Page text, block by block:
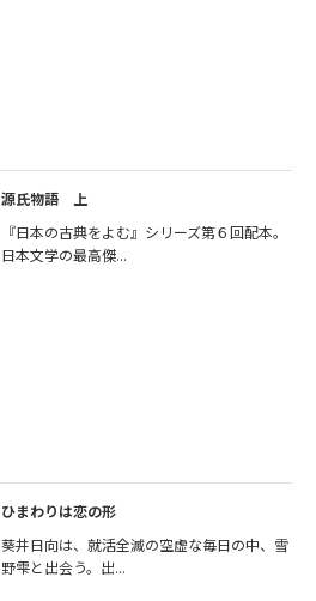
源氏物語 上
『日本の古典をよむ』シリーズ第６回配本。
日本文学の最高傑...
ひまわりは恋の形
葵井日向は、就活全滅の空虚な毎日の中、雪
野雫と出会う。出...